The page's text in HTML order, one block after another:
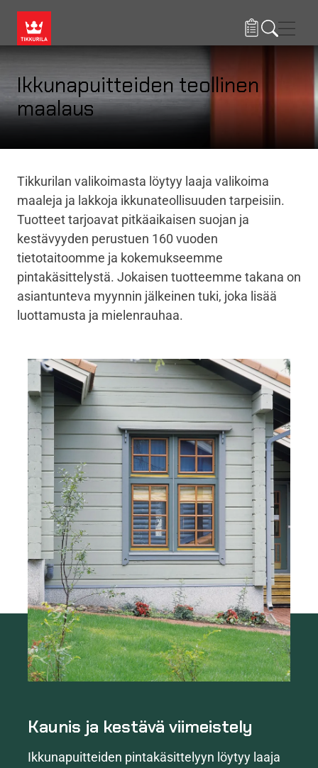
Ikkunapuitteiden teollinen
maalaus
Tikkurilan valikoimasta löytyy laaja valikoima
maaleja ja lakkoja ikkunateollisuuden tarpeisiin.
Tuotteet tarjoavat pitkäaikaisen suojan ja
kestävyyden perustuen 160 vuoden
tietotaitoomme ja kokemukseemme
pintakäsittelystä. Jokaisen tuotteemme takana on
asiantunteva myynnin jälkeinen tuki, joka lisää
luottamusta ja mielenrauhaa.
Kaunis ja kestävä viimeistely
Ikkunapuitteiden pintakäsittelyyn löytyy laaja